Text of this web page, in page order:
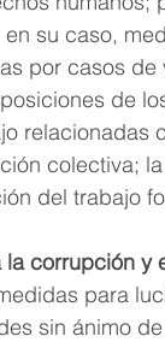
su caso,
por casos
de
relacionadas
colectiva;
del trabajo
corrupción y
para
sin ánimo